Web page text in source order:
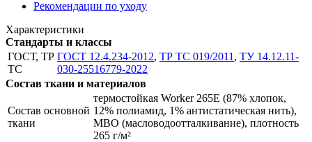
Рекомендации по уходу
Характеристики
Стандарты и классы
ГОСТ, ТР
ТС
ГОСТ 12.4.234-2012, ТР ТС 019/2011 , ТУ 14.12.11-
030-25516779-2022
Состав ткани и материалов
Состав основной
ткани
термостойкая Worker 265E (87% хлопок,
12% полиамид, 1% антистатическая нить),
МВО (масловодоотталкивание), плотность
265 г/м²